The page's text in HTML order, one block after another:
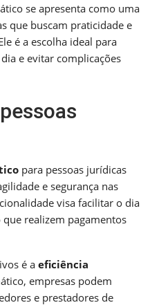
se apresenta como uma
que buscam praticidade e
é a escolha ideal para
e evitar complicações
para pessoas jurídicas
e segurança nas
visa facilitar o dia
realizem pagamentos
é a eficiência
empresas podem
e prestadores de